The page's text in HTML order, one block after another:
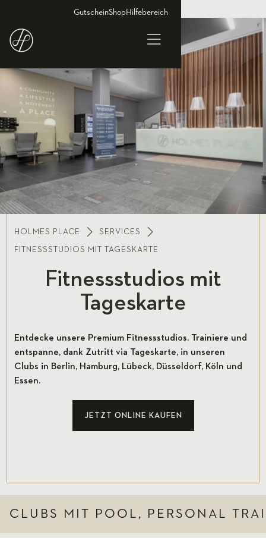
GutscheinShop Hilfebereich
HOLMES PLACE SERVICES
FITNESSSTUDIOS MIT TAGESKARTE
Fitnessstudios mit
Tageskarte
Entdecke unsere Premium Fitnessstudios. Trainiere und
entspanne, dank Zutritt via Tageskarte, in unseren
Clubs in Berlin, Hamburg, Lübeck, Düsseldorf, Köln und
Essen.
JETZT ONLINE KAUFEN
CLUBS MIT POOL, PERSONAL